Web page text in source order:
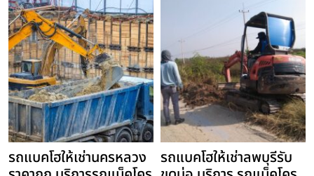
รถแบคโฮให้เช่านครหลวง
รถแบคโฮให้เช่าลพบุรีรับ